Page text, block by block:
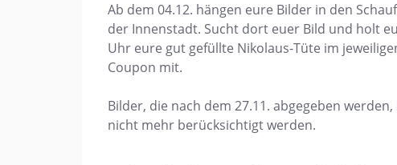
Ab dem 04.12. hängen eure Bilder in den
der Innenstadt. Sucht dort euer Bild und holt
Uhr eure gut gefüllte Nikolaus-Tüte im
Coupon mit.
Bilder, die nach dem 27.11. abgegeben
nicht mehr berücksichtigt werden.